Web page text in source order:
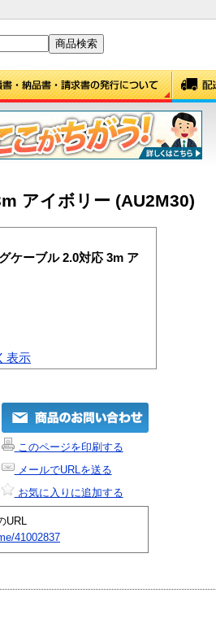
アイボリー (AU2M30)
ケーブル 2.0対応 3m ア
表示
このページを印刷する
メールでURLを送る
お気に入りに追加する
URL
41002837